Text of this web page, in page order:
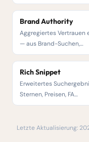
Brand Authority
Aggregiertes Vertrauen
— aus Brand-Suchen,…
Rich Snippet
Erweitertes
Sternen, Preisen, FA…
Letzte Aktualisierung: